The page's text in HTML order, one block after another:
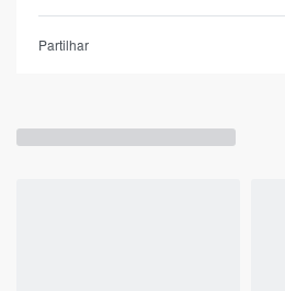
Partilhar